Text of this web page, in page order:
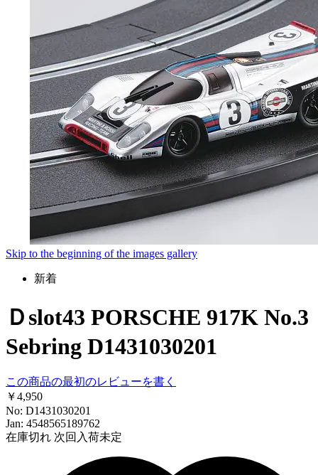
Skip to the beginning of the images gallery
新着
Ｄslot43 PORSCHE 917K No.3
Sebring D1431030201
この商品の最初のレビューを書く
￥4,950
No: D1431030201
Jan: 4548565189762
在庫切れ 次回入荷未定